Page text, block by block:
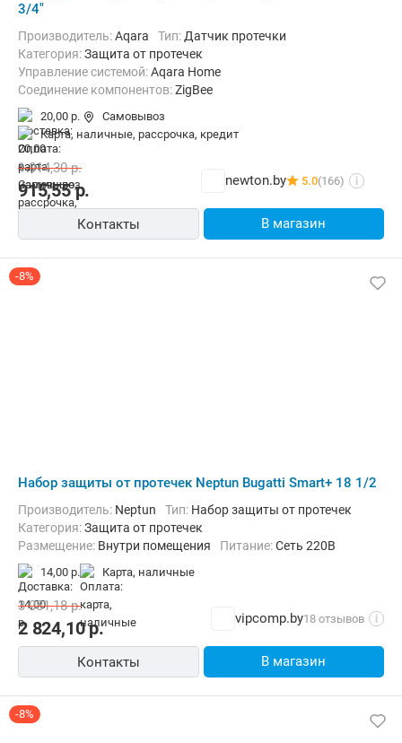
3/4"
Производитель:Aqara Тип: Датчик протечки
Категория:Защита от протечек
Управление системой:Aqara Home
Соединение компонентов:ZigBee
20,00 р.
Самовывоз
карта, наличные, рассрочка, кредит
915,55р.
1 014,30р.
newton.by 5.0(166) i
Контакты В магазин
-8%
Набор защиты от протечек Neptun Bugatti Smart+ 18 1/2
Производитель: Neptun Тип: Набор защиты от протечек
Категория:Защита от протечек
Размещение: Внутри помещения Питание:Сеть 220В
14,00 р. карта, наличные
2 824,10р.
3 081,18р.
vipcomp.by18 отзывов i
Контакты В магазин
-8%